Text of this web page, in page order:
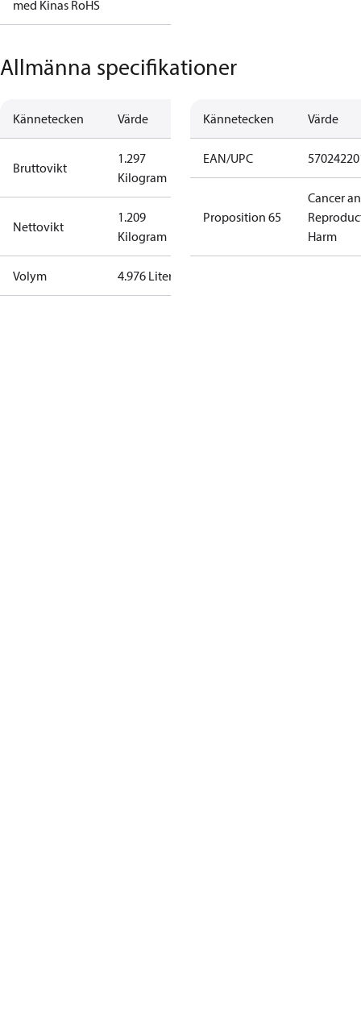
med Kinas RoHS
Allmänna specifikationer
Kännetecken Värde
Bruttovikt
1.297
Kilogram
Nettovikt
1.209
Kilogram
Volym 4.976 Liter
Kännetecken Värde
EAN/UPC
Proposition 65
Cancer
Harm